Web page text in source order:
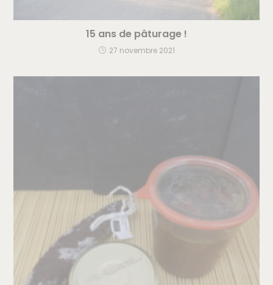
15 ans de pâturage !
27 novembre 2021